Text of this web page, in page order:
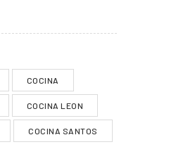
COCINA
COCINA LEON
COCINA SANTOS